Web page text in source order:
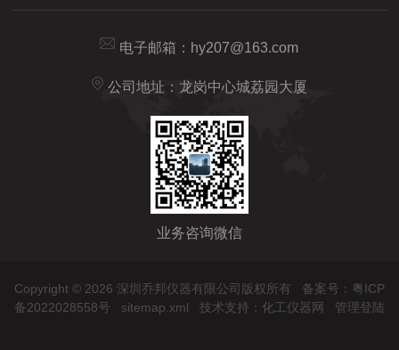
电子邮箱： hy207@163.com
公司地址：龙岗中心城荔园大厦
业务咨询微信
Copyright © 2026 深圳乔邦仪器有限公司版权所有 备案号：粤ICP
备2022028558号
sitemap.xml 技术支持： 化工仪器网 管理登陆